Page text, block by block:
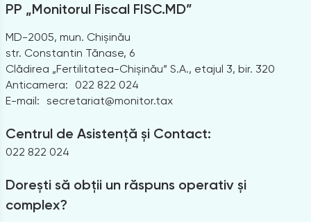
PP „Monitorul Fiscal FISC.MD”
MD-2005, mun. Chișinău
str. Constantin Tănase, 6
Clădirea „Fertilitatea-Chișinău” S.A., etajul 3, bir. 320
Anticamera:
022 822 024
E-mail: secretariat@monitor.tax
Centrul de Asistență și Contact:
022 822 024
Dorești să obții un răspuns operativ și
complex?